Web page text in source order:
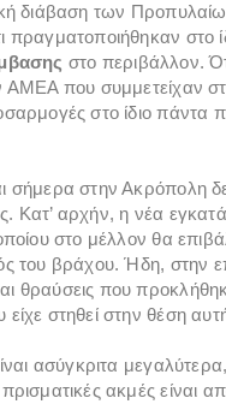
διάβαση των
πραγματοποιήθηκαν στο
στο περιβάλλον.
ΑΜΕΑ που συμμετείχαν
στο ίδιο πάντα
σήμερα στην Ακρόπολη
αρχήν, η νέα
στο μέλλον θα
του βράχου. Ήδη, στην
θραύσεις που
στηθεί στην θέση
ασύγκριτα
ακμές είναι